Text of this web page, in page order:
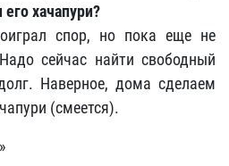
хачапури?
спор, но пока еще не
сейчас найти свободный
Наверное, дома сделаем
(смеется).